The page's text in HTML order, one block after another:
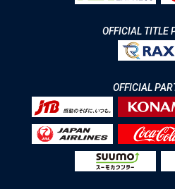
OFFICIAL TITLE
OFFICIAL